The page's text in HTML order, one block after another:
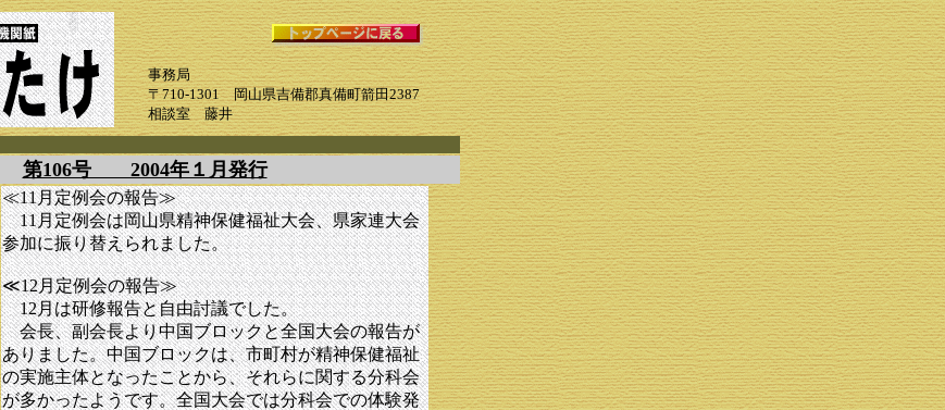
事務局
〒710-1301 岡山県吉備郡真備町箭田2387
相談室 藤井
第106号 2004年１月発行
≪11月定例会の報告≫
11月定例会は岡山県精神保健福祉大会、県家連大会
参加に振り替えられました。
≪12月定例会の報告≫
12月は研修報告と自由討議でした。
会長、副会長より中国ブロックと全国大会の報告が
ありました。中国ブロックは、市町村が精神保健福祉
の実施主体となったことから、それらに関する分科会
が多かったようです。全国大会では分科会での体験発